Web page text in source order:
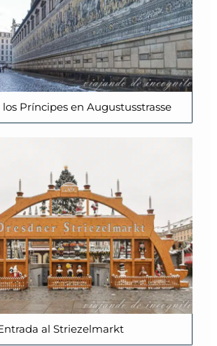
los Príncipes en Augustusstrasse
al Striezelmarkt